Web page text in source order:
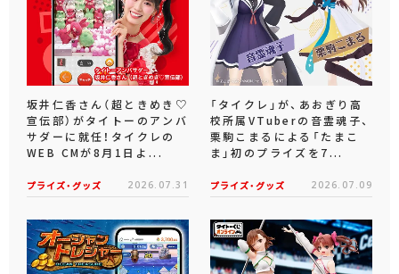
坂井仁香さん（超ときめき♡
宣伝部）がタイトーのアンバ
サダーに就任！タイクレの
WEB CMが8月1日よ...
プライズ・グッズ 2026.07.31
「タイクレ」が、あおぎり高
校所属VTuberの音霊魂子、
栗駒こまるによる「たまこ
ま」初のプライズを7...
プライズ・グッズ 2026.07.09